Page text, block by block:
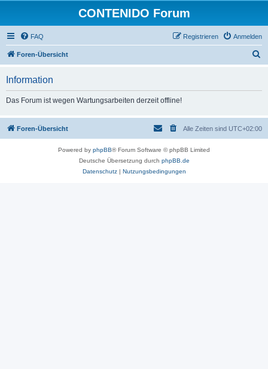
CONTENIDO Forum
FAQ Anmelden
Registrieren
Foren-Übersicht
Information
Das Forum ist wegen Wartungsarbeiten derzeit offline!
Foren-Übersicht Alle Zeiten sind UTC+02:00
Powered by phpBB® Forum Software © phpBB Limited
Deutsche Übersetzung durch phpBB.de
Datenschutz| Nutzungsbedingungen